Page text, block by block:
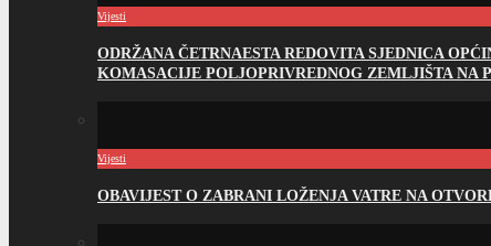
Vijesti
ODRŽANA ČETRNAESTA REDOVITA SJEDNICA
KOMASACIJE POLJOPRIVREDNOG ZEMLJIŠTA NA
Vijesti
OBAVIJEST O ZABRANI LOŽENJA VATRE NA